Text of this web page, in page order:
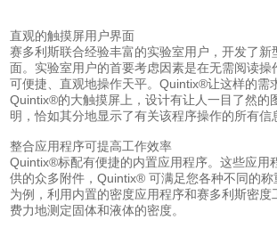
直观的触摸屏用户界面
赛多利斯联合经验丰富的实验室用户，开发了
面。实验室用户的首要考虑因素是在无需阅读操
可便捷、直观地操作天平。Quintix®让这样的需
Quintix®的大触摸屏上，设计有让人一目了然的
明，恰如其分地显示了有关该程序操作的所有信
整合应用程序可提高工作效率
Quintix®标配有便捷的内置应用程序。这些应用
供的众多附件，Quintix® 可满足您各种不同的
为例，利用内置的密度应用程序和赛多利斯密度
费力地测定固体和液体的密度。